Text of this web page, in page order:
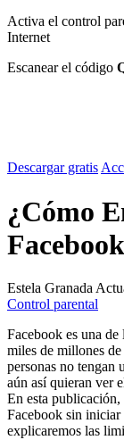
Activa el control
Internet
Escanear el código
Descargar gratis
¿Cómo
Estela Granada
Control parental
Facebook es una de
miles de millones
personas no tengan
aún así quieran ver
En esta publicación,
Facebook sin iniciar
explicaremos las